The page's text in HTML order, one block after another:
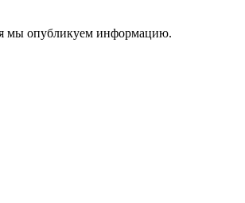
мы опубликуем информацию.